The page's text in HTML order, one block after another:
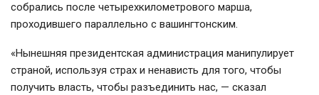
собрались после четырехкилометрового марша,
проходившего параллельно с вашингтонским.
«Нынешняя президентская администрация манипулирует
страной, используя страх и ненависть для того, чтобы
получить власть, чтобы разъединить нас, — сказал